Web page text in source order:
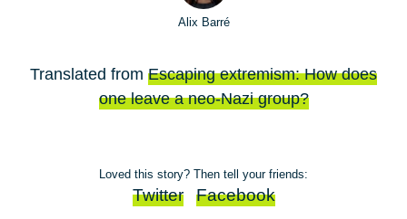
Alix Barré
Translated from Escaping extremism: How does
one leave a neo-Nazi group?
Loved this story? Then tell your friends:
Twitter Facebook